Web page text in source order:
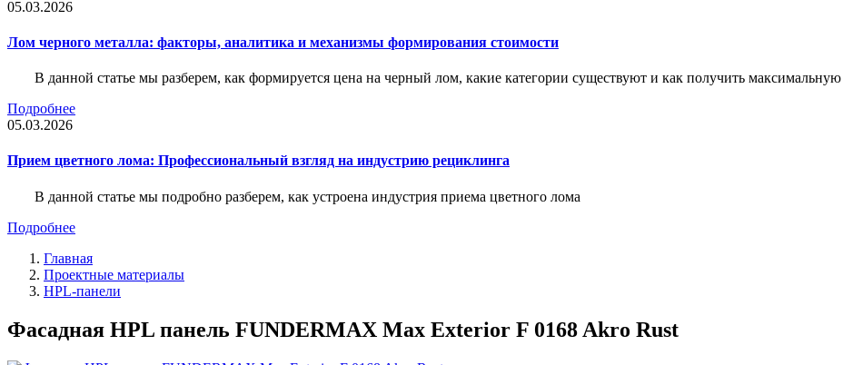
05.03.2026
Лом черного металла: факторы, аналитика и механизмы формирования стоимости
В данной статье мы разберем, как формируется цена на черный лом, какие категории существуют и как получить
Подробнее
05.03.2026
Прием цветного лома: Профессиональный взгляд на индустрию рециклинга
В данной статье мы подробно разберем, как устроена индустрия приема цветного лома
Подробнее
Главная
Проектные материалы
HPL-панели
Фасадная HPL панель FUNDERMAX Max Exterior F 0168 Akro Rust